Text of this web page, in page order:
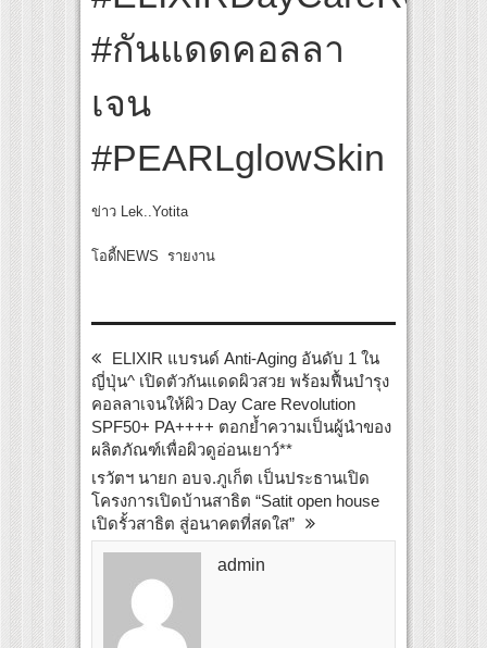
#กันแดดคอลลา
เจน
#PEARLglowSkin
ข่าว Lek..Yotita
โอดี้NEWS รายงาน
ELIXIR แบรนด์ Anti-Aging อันดับ 1 ใน
ญี่ปุ่น^ เปิดตัวกันแดดผิวสวย พร้อมฟื้นบำรุง
คอลลาเจนให้ผิว Day Care Revolution
SPF50+ PA++++ ตอกย้ำความเป็นผู้นำของ
ผลิตภัณฑ์เพื่อผิวดูอ่อนเยาว์**
เรวัตฯ นายก อบจ.ภูเก็ต เป็นประธานเปิด
โครงการเปิดบ้านสาธิต “Satit open house
เปิดรั้วสาธิต สู่อนาคตที่สดใส”
admin